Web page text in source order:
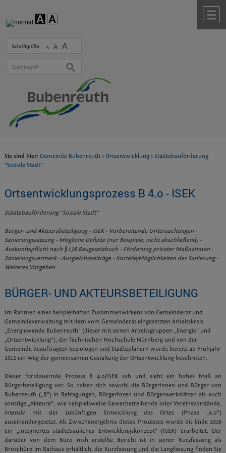
Schriftgröße A A A
suchen
Sie sind hier: Gemeinde Bubenreuth > Ortsentwicklung > Städtebauförderung
"Soziale Stadt"
Ortsentwicklungsprozess B 4.o - ISEK
Städtebauförderung "Soziale Stadt"
Bürger- und Akteursbeteiligung - ISEK - Vorbereitende Untersuchungen -
Sanierungssatzung - Mögliche Defizite (nur Beispiele, nicht abschließend) -
Auskunftspflicht nach § 138 Baugesetzbuch - Förderung privater Maßnahmen -
Sanierungsvermerk - Ausgleichsbeiträge - Vorteile/Möglichkeiten der Sanierung -
Weiteres Vorgehen
BÜRGER- UND AKTEURSBETEILIGUNG
Im Rahmen eines beispielhaften Zusammenwirkens von Gemeinderat und
Gemeindeverwaltung mit dem vom Gemeinderat eingesetzten Arbeitskreis
„Energiewende Bubenreuth" (dieser mit seinen Arbeitsgruppen „Energie“ und
„Ortsentwicklung“), der Technischen Hochschule Nürnberg und von der
Gemeinde beauftragten Soziologen und Städteplanern wurde bereits ab Frühjahr
2012 ein Weg der gemeinsamen Gestaltung der Ortsentwicklung beschritten.
Dieser fortdauernde Prozess B 4.o/ISEK sah und sieht ein hohes Maß an
Bürgerbeteiligung vor. So haben sich sowohl die Bürgerinnen und Bürger von
Bubenreuth („B") in Befragungen, Bürgerforen und Bürgerwerkstätten als auch
sonstige „Akteure", wie beispielsweise Gewerbetreibende oder Vereinsvorstände,
intensiv mit der zukünftigen Entwicklung des Ortes (Phase „4.o")
auseinandergesetzt. Als Zwischenergebnis dieses Prozesses wurde bis Ende 2016
ein „integriertes städtebauliches Entwicklungskonzept" (ISEK) erarbeitet. Der
darüber von dem Büro msh erstellte Bericht ist in seiner Kurzfassung als
Broschüre im Rathaus erhältlich, die Kurzfassung und die Langfassung finden Sie